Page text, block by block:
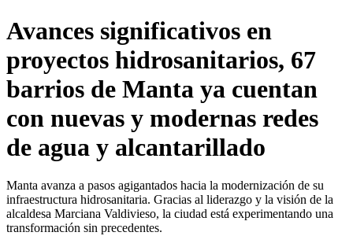
Avances significativos en
proyectos hidrosanitarios, 67
barrios de Manta ya cuentan
con nuevas y modernas redes
de agua y alcantarillado
Manta avanza a pasos agigantados hacia la modernización de su
infraestructura hidrosanitaria. Gracias al liderazgo y la visión de la
alcaldesa Marciana Valdivieso, la ciudad está experimentando una
transformación sin precedentes.